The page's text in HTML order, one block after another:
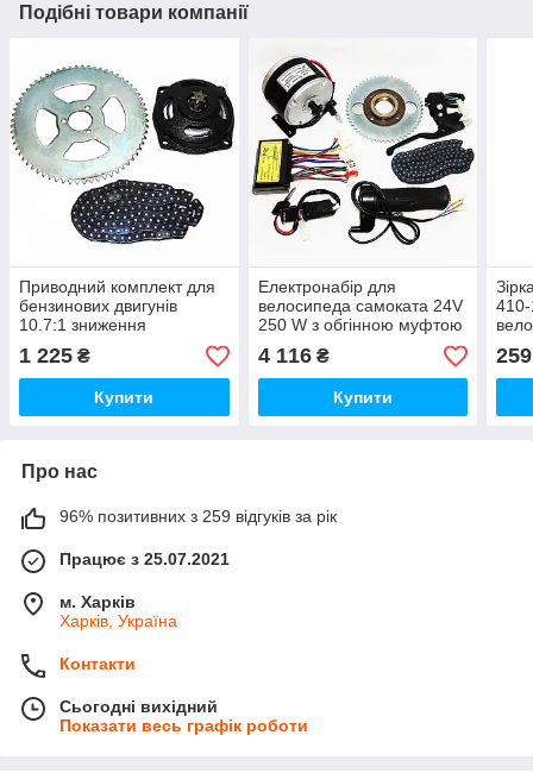
Подібні товари компанії
Приводний комплект для
бензинових двигунів
10.7:1 зниження
1 225 ₴
Купити
Електронабір для
велосипеда самоката 24V
250 W з обгінною муфтою
4 116₴
Купити
410-
Про нас
96% позитивних з 259 відгуків за рік
Працює з 25.07.2021
м. Харків
Харків, Україна
Контакти
Сьогодні вихідний
Показати весь графік роботи